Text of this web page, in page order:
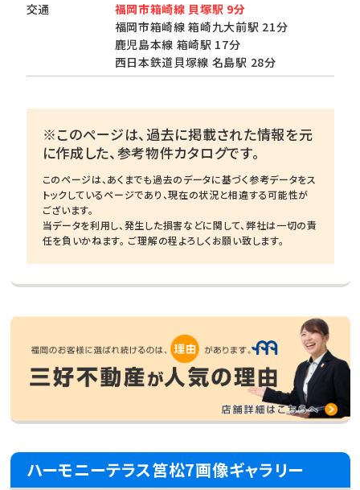
交通
福岡市箱崎線 貝塚駅 9分
福岡市箱崎線 箱崎九大前駅 21分
鹿児島本線 箱崎駅 17分
西日本鉄道貝塚線 名島駅 28分
※このページは、過去に掲載された情報を元
に作成した、参考物件カタログです。
このページは、あくまでも過去のデータに基づく参考データをス
トックしているページであり、現在の状況と相違する可能性が
ございます。
当データを利用し、発生した損害などに関して、弊社は一切の責
任を負いかねます。 ご理解の程よろしくお願い致します。
ハーモニーテラス筥松7画像ギャラリー